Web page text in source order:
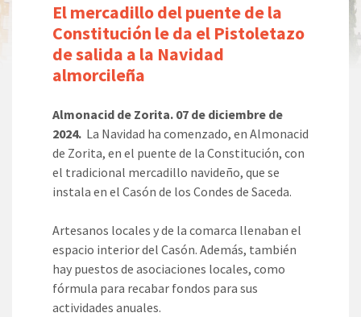
El mercadillo del puente de la
Constitución le da el Pistoletazo
de salida a la Navidad
almorcileña
Almonacid de Zorita. 07 de diciembre de
2024. La Navidad ha comenzado, en Almonacid
de Zorita, en el puente de la Constitución, con
el tradicional mercadillo navideño, que se
instala en el Casón de los Condes de Saceda.
Artesanos locales y de la comarca llenaban el
espacio interior del Casón. Además, también
hay puestos de asociaciones locales, como
fórmula para recabar fondos para sus
actividades anuales.